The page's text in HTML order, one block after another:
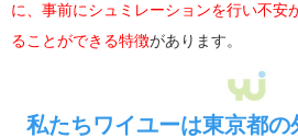
に、事前にシュミレーションを行い不安
ることができる特徴があります。
私たちワイユーは東京都の